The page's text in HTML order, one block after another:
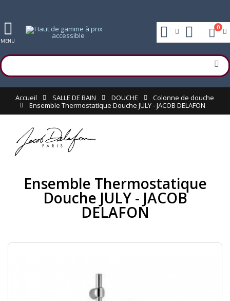
MENU
0
Accueil SALLE DE BAIN DOUCHE
Colonne de douche
Ensemble Thermostatique Douche JULY - JACOB DELAFON
Ensemble Thermostatique
Douche JULY - JACOB
DELAFON